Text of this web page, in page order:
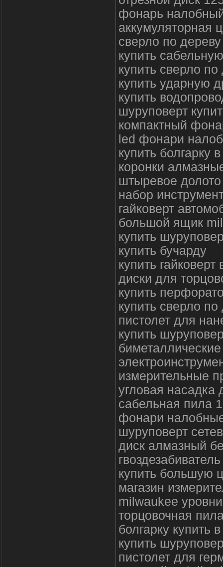
фонарь
аккумуляторная
сверло по
купить
купить сверло
купить ударную
купить
шуруповерт
компактный
led фонари
купить болгарку
коронки
штыревое долото
набор
гайковерт
большой ящик
купить
купить бучарду
купить гайковерт
диски для
купить
купить сверло
пистолет для
купить
измерительные
угловая насадка
сабельная пила
фонари
шуруповерт
диск алмазный
купить большую
магазин
milwaukee
торцовочная
болгарку купить
купить
пистолет для